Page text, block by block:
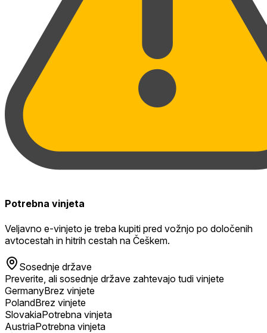
Potrebna vinjeta
Veljavno e-vinjeto je treba kupiti pred vožnjo po določenih
avtocestah in hitrih cestah na Češkem.
Sosednje države
Preverite, ali sosednje države zahtevajo tudi vinjete
GermanyBrez vinjete
PolandBrez vinjete
SlovakiaPotrebna vinjeta
AustriaPotrebna vinjeta